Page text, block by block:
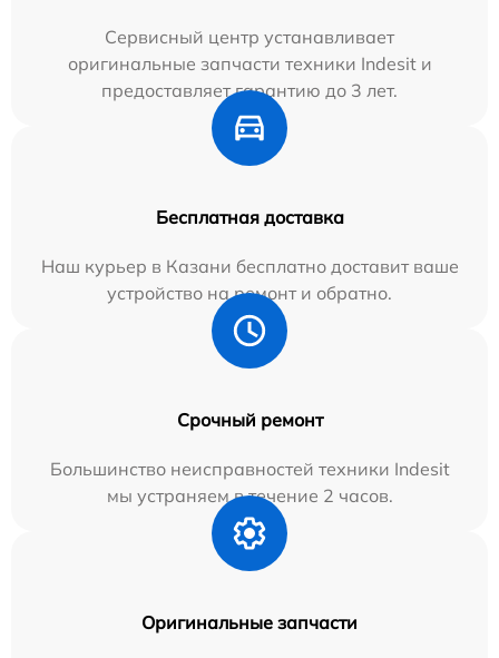
Сервисный центр устанавливает
оригинальные запчасти техники Indesit и
предоставляет гарантию до 3 лет.
Бесплатная доставка
Наш курьер в Казани бесплатно доставит ваше
устройство на ремонт и обратно.
Срочный ремонт
Большинство неисправностей техники Indesit
мы устраняем в течение 2 часов.
Оригинальные запчасти